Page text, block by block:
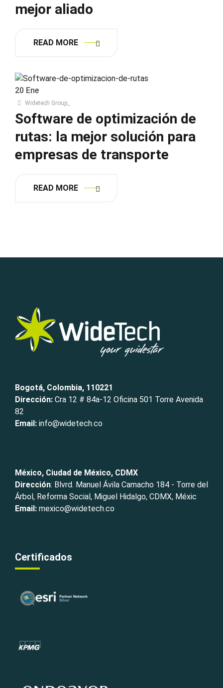
mejor aliado
READ MORE
20 Ene
Widetech Group_
Software de optimización de
rutas: la mejor solución para
empresas de transporte
READ MORE
Bogotá, Colombia, 110221
Dirección: Cra 12 # 84a-12 Oficina 501 Torre Avenida
82
Email: info@widetech.co
México, Ciudad de México, CDMX
Dirección: Blvrd. Manuel Ávila Camacho 184 - Torre del
Árbol, Reforma Social, Miguel Hidalgo, CDMX, Méxic
Email: mexico@widetech.co
Certificados